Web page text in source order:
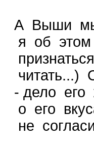
А Выши
я об этом
читать...)
- дело
о его
не